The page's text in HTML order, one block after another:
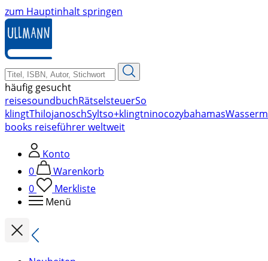
zum Hauptinhalt springen
häufig gesucht
reisesoundbuchRätselsteuerSo
klingtThilojanoschSyltso+klingtninocozybahamas
books reiseführer weltweit
Konto
0
Warenkorb
0
Merkliste
Menü